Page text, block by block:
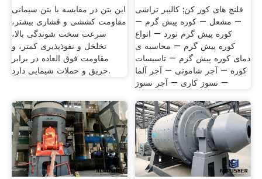
این بتن در مقایسه با بتن سیمانی
مقاومت کششی و فشاری بیشتر،
سرعت سخت شوندگی بالا،
تخلخل و نفوذپذیری کمتر، و
مقاومت فوق العاده در برابر
حریق و حملات شیمایی دارد.
فلنچ های کور کن; کالیبر تراشی
– مشعل – کوره پیش گرم –
کوره پیش گرم نورد – انواع
کوره پیش گرم – محاسبه ی
دمای کوره پیش گرم – تاسیسات
کوره – آجر شاموتی – آجر آلما
– نسوز کاری – آجر نسوز